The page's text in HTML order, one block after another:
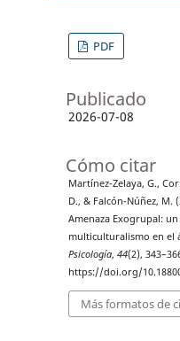
PDF
Publicado
2026-07-08
Cómo citar
Martínez-Zelaya, G.,
D., & Falcón-Núñez,
Amenaza Exogrupal:
multiculturalismo en el
Psicología, 44(2),
https://doi.org/
Más formatos de